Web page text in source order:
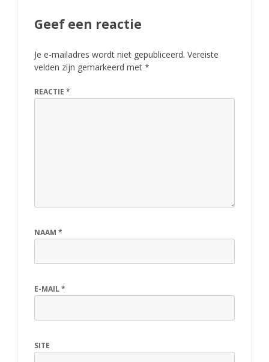
Geef een reactie
Je e-mailadres wordt niet gepubliceerd. Vereiste
velden zijn gemarkeerd met *
REACTIE *
NAAM *
E-MAIL*
SITE